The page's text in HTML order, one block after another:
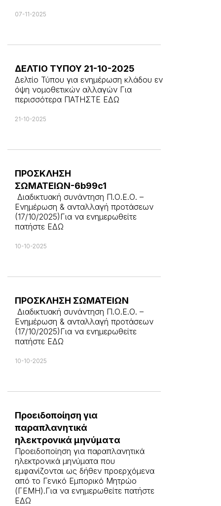
07-11-2025
ΔΕΛΤΙΟ ΤΥΠΟΥ 21-10-2025
Δελτίο Τύπου για ενημέρωση κλάδου εν
όψη νομοθετικών αλλαγών Για
περισσότερα ΠΑΤΗΣΤΕ ΕΔΩ
21-10-2025
ΠΡΟΣΚΛΗΣΗ
ΣΩΜΑΤΕΙΩΝ-6b99c1
Διαδικτυακή συνάντηση Π.Ο.Ε.Ο. –
Ενημέρωση & ανταλλαγή προτάσεων
(17/10/2025)Για να ενημερωθείτε
πατήστε ΕΔΩ
10-10-2025
ΠΡΟΣΚΛΗΣΗ ΣΩΜΑΤΕΙΩΝ
Διαδικτυακή συνάντηση Π.Ο.Ε.Ο. –
Ενημέρωση & ανταλλαγή προτάσεων
(17/10/2025)Για να ενημερωθείτε
πατήστε ΕΔΩ
10-10-2025
Προειδοποίηση για
παραπλανητικά
ηλεκτρονικά μηνύματα
Προειδοποίηση για παραπλανητικά
ηλεκτρονικά μηνύματα που
εμφανίζονται ως δήθεν προερχόμενα
από το Γενικό Εμπορικό Μητρώο
(ΓΕΜΗ).Για να ενημερωθείτε πατήστε
ΕΔΩ